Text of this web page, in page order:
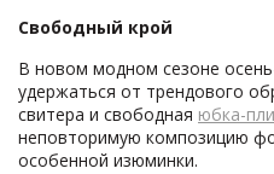
Свободный крой
В новом модном сезоне
удержаться от трендового
свитера и свободная юбка-
неповторимую композицию
особенной изюминки.